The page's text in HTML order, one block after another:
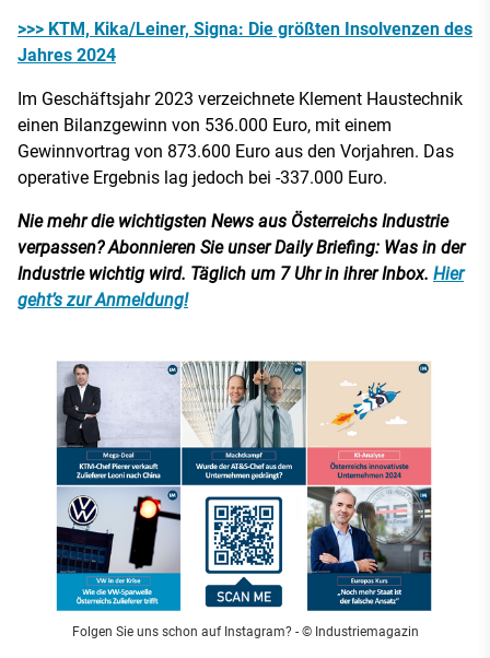
>>> KTM, Kika/Leiner, Signa: Die größten Insolvenzen des
Jahres 2024
Im Geschäftsjahr 2023 verzeichnete Klement Haustechnik
einen Bilanzgewinn von 536.000 Euro, mit einem
Gewinnvortrag von 873.600 Euro aus den Vorjahren. Das
operative Ergebnis lag jedoch bei -337.000 Euro.
Nie mehr die wichtigsten News aus Österreichs Industrie
verpassen? Abonnieren Sie unser Daily Briefing: Was in der
Industrie wichtig wird. Täglich um 7 Uhr in ihrer Inbox. Hier
geht’s zur Anmeldung!
Folgen Sie uns schon auf Instagram?- © Industriemagazin